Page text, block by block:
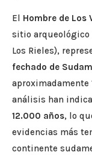
El Hombre de Los
sitio arqueológico
Los Rieles),
fechado de
aproximadamente
análisis han
12.000 años, lo
evidencias más
continente